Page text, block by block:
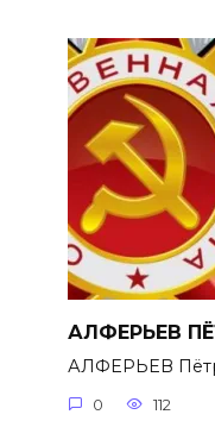
АЛФЕРЬЕВ
АЛФЕРЬЕВ Пётр
0 112